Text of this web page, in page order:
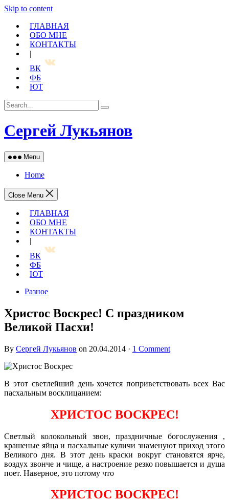
Skip to content
ГЛАВНАЯ
ОБО МНЕ
КОНТАКТЫ
|
ВК
ФБ
ЮТ
Сергей Лукьянов
Menu
Home
Close Menu
ГЛАВНАЯ
ОБО МНЕ
КОНТАКТЫ
|
ВК
ФБ
ЮТ
Разное
Христос Воскрес! С праздником
Великой Пасхи!
By Сергей Лукьянов on 20.04.2014 · 1 Comment
В этот светлейший день хочется поприветствовать всех Вас
пасхальным восклицанием:
ХРИСТОС ВОСКРЕС!
Светлый колокольный звон, праздничные богослужения ,
крашеные яйца и пасхальные куличи знаменуют приход этого
Великого дня. В этот день краски вокруг становятся ярче,
воздух звонче и чище, а настроение резко повышается и душа
поет. Наверное, это потому что
ХРИСТОС ВОСКРЕС!